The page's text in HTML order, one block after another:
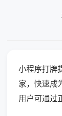
小程序打牌
家，快速成
用户可通过